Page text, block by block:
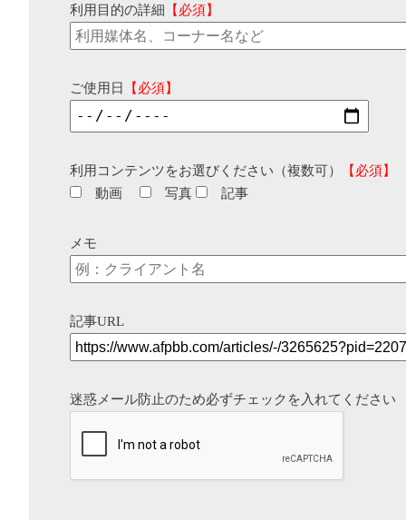
利用目的の詳細 【必須】
ご使用日 【必須】
利用コンテンツをお選びください（複数可）
【必須】
動画
写真 記事
メモ
記事URL
迷惑メール防止のため必ずチェックを入れてください